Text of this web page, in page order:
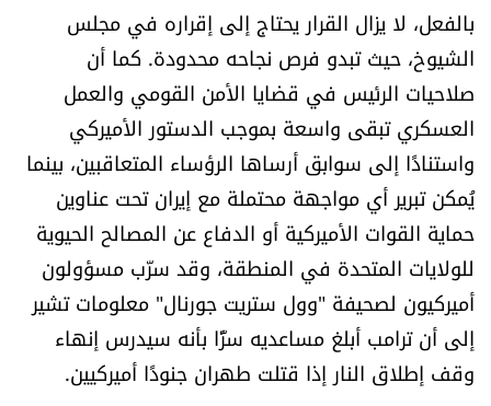
فصل من كتاب
اقرأ تضحك
كاميرا
سجالات
صحّة وصحن
الرياضة
بالفعل، لا يزال القرار يحتاج إلى إقراره في مجلس
الشيوخ، حيث تبدو فرص نجاحه محدودة. كما أن
صلاحيات الرئيس في قضايا الأمن القومي والعمل
العسكري تبقى واسعة بموجب الدستور الأميركي
واستنادًا إلى سوابق أرساها الرؤساء المتعاقبين، بينما
يُمكن تبرير أي مواجهة محتملة مع إيران تحت عناوين
حماية القوات الأميركية أو الدفاع عن المصالح الحيوية
للولايات المتحدة في المنطقة، وقد سرّب مسؤولون
أميركيون لصحيفة "وول ستريت جورنال" معلومات تشير
إلى أن ترامب أبلغ مساعديه سرًّا بأنه سيدرس إنهاء
وقف إطلاق النار إذا قتلت طهران جنودًا أميركيين.